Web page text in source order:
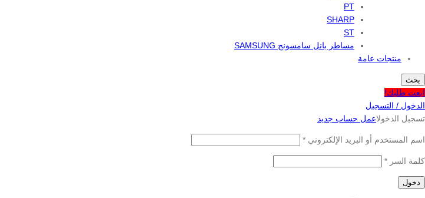
PT
SHARP
ST
مساطر بانل سامسونج SAMSUNG
منتجات عامة
بحث
ابعت طلبك!
الدخول / التسجيل
تسجيل الدخولاعمل حساب جديد
اسم المستخدم أو البريد الإلكتروني *
كلمة السر *
دخول